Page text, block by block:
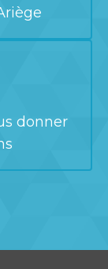
donner